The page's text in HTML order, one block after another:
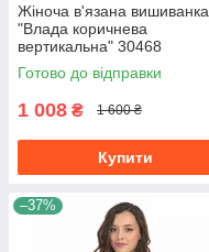
Жіноча в'язана вишиванка
"Влада коричнева
вертикальна" 30468
Готово до відправки
1 008 ₴ 1 600 ₴
Купити
–37%